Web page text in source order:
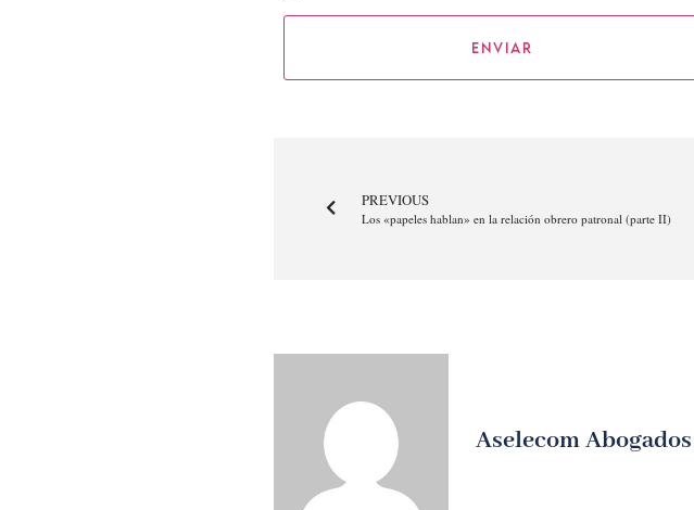
PREVIOUS
Los «papeles hablan» en la relación obrero patronal (parte II)
Aselecom Abogados